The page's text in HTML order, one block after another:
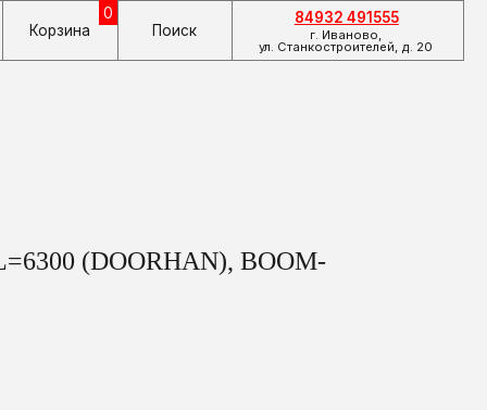
г. Иваново,
ул. Станкостроителей, д. 20
Поиск
(DOORHAN), BOOM-